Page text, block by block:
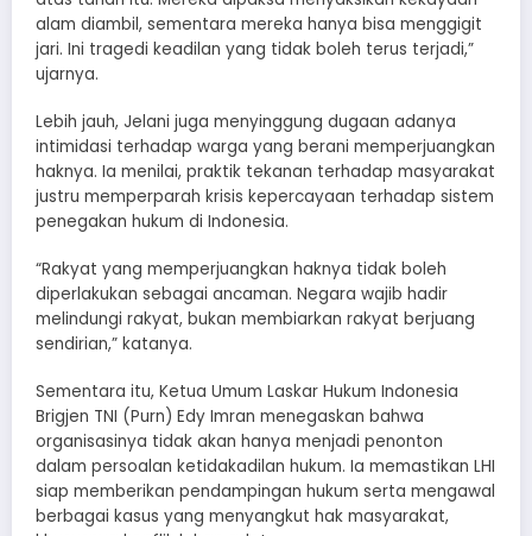
alam diambil, sementara mereka hanya bisa menggigit
jari. Ini tragedi keadilan yang tidak boleh terus terjadi,”
ujarnya.
Lebih jauh, Jelani juga menyinggung dugaan adanya
intimidasi terhadap warga yang berani memperjuangkan
haknya. Ia menilai, praktik tekanan terhadap masyarakat
justru memperparah krisis kepercayaan terhadap sistem
penegakan hukum di Indonesia.
“Rakyat yang memperjuangkan haknya tidak boleh
diperlakukan sebagai ancaman. Negara wajib hadir
melindungi rakyat, bukan membiarkan rakyat berjuang
sendirian,” katanya.
Sementara itu, Ketua Umum Laskar Hukum Indonesia
Brigjen TNI (Purn) Edy Imran menegaskan bahwa
organisasinya tidak akan hanya menjadi penonton
dalam persoalan ketidakadilan hukum. Ia memastikan LHI
siap memberikan pendampingan hukum serta mengawal
berbagai kasus yang menyangkut hak masyarakat,